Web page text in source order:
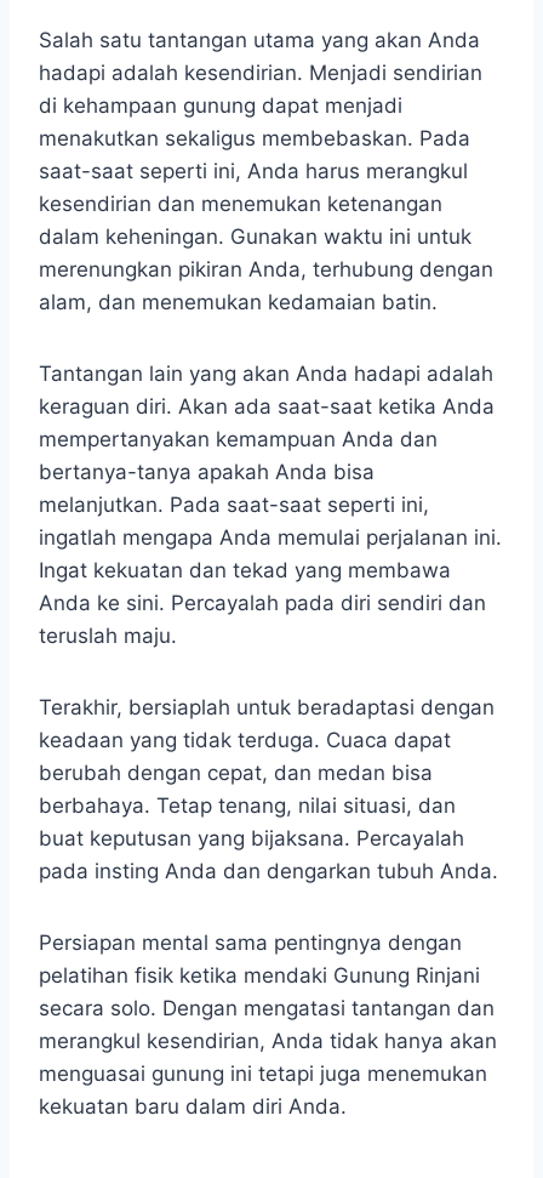
Salah satu tantangan utama yang akan Anda
hadapi adalah kesendirian. Menjadi sendirian
di kehampaan gunung dapat menjadi
menakutkan sekaligus membebaskan. Pada
saat-saat seperti ini, Anda harus merangkul
kesendirian dan menemukan ketenangan
dalam keheningan. Gunakan waktu ini untuk
merenungkan pikiran Anda, terhubung dengan
alam, dan menemukan kedamaian batin.
Tantangan lain yang akan Anda hadapi adalah
keraguan diri. Akan ada saat-saat ketika Anda
mempertanyakan kemampuan Anda dan
bertanya-tanya apakah Anda bisa
melanjutkan. Pada saat-saat seperti ini,
ingatlah mengapa Anda memulai perjalanan ini.
Ingat kekuatan dan tekad yang membawa
Anda ke sini. Percayalah pada diri sendiri dan
teruslah maju.
Terakhir, bersiaplah untuk beradaptasi dengan
keadaan yang tidak terduga. Cuaca dapat
berubah dengan cepat, dan medan bisa
berbahaya. Tetap tenang, nilai situasi, dan
buat keputusan yang bijaksana. Percayalah
pada insting Anda dan dengarkan tubuh Anda.
Persiapan mental sama pentingnya dengan
pelatihan fisik ketika mendaki Gunung Rinjani
secara solo. Dengan mengatasi tantangan dan
merangkul kesendirian, Anda tidak hanya akan
menguasai gunung ini tetapi juga menemukan
kekuatan baru dalam diri Anda.